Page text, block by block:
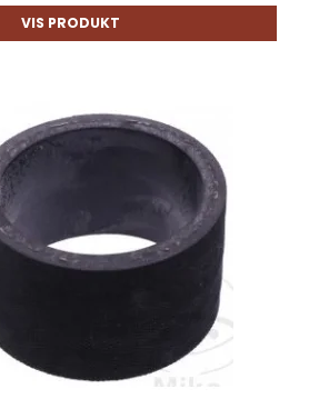
VIS PRODUKT